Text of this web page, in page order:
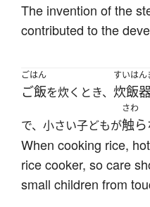
The invention of the
contributed to the
ごはん
ご飯を炊くとき、
すいはん
炊飯
で、小さい子どもが
さわ
触
When cooking rice,
rice cooker, so care
small children from